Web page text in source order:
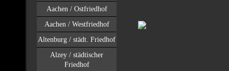
Aachen / Ostfriedhof
Aachen / Westfriedhof
Altenburg / städt. Friedhof
Alzey / städtischer
Friedhof